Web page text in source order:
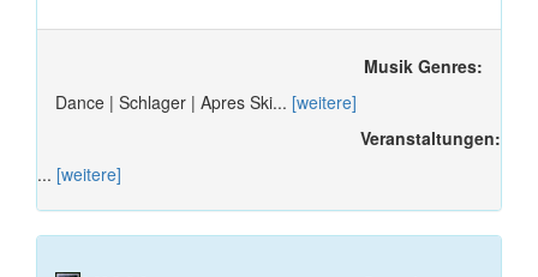
Musik Genres:
Dance | Schlager | Apres Ski... [weitere]
Veranstaltungen:
... [weitere]